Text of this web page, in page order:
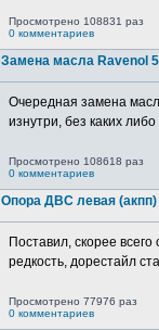
Просмотрено 108831 раз
0 комментариев
Замена масла Ravenol
Очередная замена
изнутри, без каких
Просмотрено 108618 раз
0 комментариев
Опора ДВС левая (акпп)
Поставил, скорее
редкость, дорестайл
Просмотрено 77976 раз
0 комментариев